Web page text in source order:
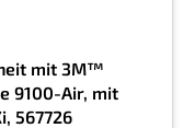
mit 3M™
9100-Air, mit
567726